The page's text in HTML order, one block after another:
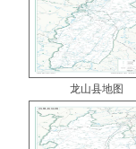
龙山县地图